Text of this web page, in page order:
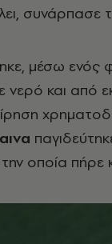
συνάρπασε
μέσω ενός
νερό και από
οποία πήρε